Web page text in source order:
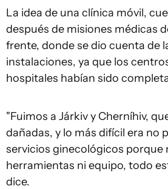
La idea de una clínica móvil,
después de misiones médicas
frente, donde se dio cuenta de
instalaciones, ya que los
hospitales habían sido
"Fuimos a Járkiv y Cherníhiv,
dañadas, y lo más difícil era no
servicios ginecológicos porque
herramientas ni equipo, todo
dice.